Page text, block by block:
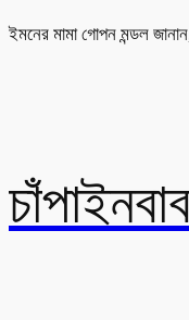
ইমনের মামা গোপন মন্ডল